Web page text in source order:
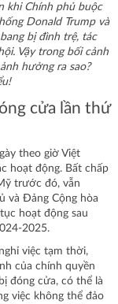
khi Chính phủ buộc
Donald Trump và
bị đình trệ, tác
Vậy trong bối cảnh
hưởng ra sao?
cửa lần thứ
theo giờ Việt
hoạt động. Bất chấp
trước đó, vẫn
và Đảng Cộng hòa
hoạt động sau
2025.
việc tạm thời,
của chính quyền
đóng cửa, có thể là
việc không thể đảo